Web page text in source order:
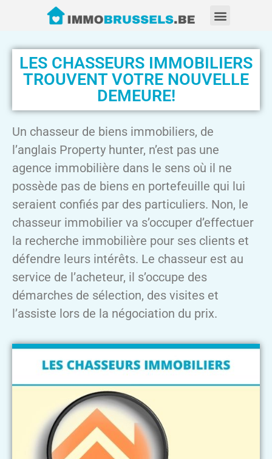
LES CHASSEURS IMMOBILIERS
TROUVENT VOTRE NOUVELLE
DEMEURE!
Un chasseur de biens immobiliers, de
l’anglais Property hunter, n’est pas une
agence immobilière dans le sens où il ne
possède pas de biens en portefeuille qui lui
seraient confiés par des particuliers. Non, le
chasseur immobilier va s’occuper d’effectuer
la recherche immobilière pour ses clients et
défendre leurs intérêts. Le chasseur est au
service de l’acheteur, il s’occupe des
démarches de sélection, des visites et
l’assiste lors de la négociation du prix.